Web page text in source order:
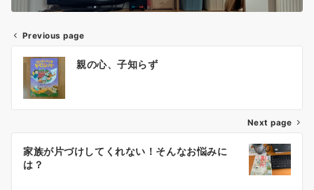
投
稿
ナ
ビ
ゲ
Previous page
親の心、子知らず
Next page
家族が片づけしてくれない！そんなお悩みに
は？